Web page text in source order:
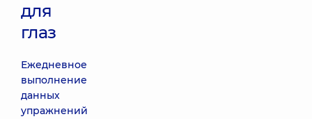
для
глаз
Ежедневное
выполнение
данных
упражнений